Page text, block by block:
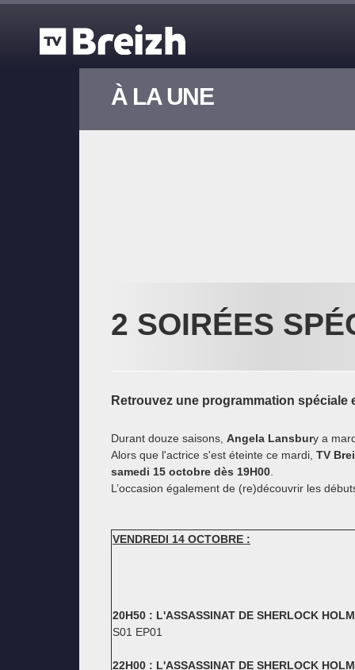
À LA UNE
2 SOIRÉES
Retrouvez une programmation spéciale
Durant douze saisons, Angela Lansbury a
Alors que l'actrice s'est éteinte ce mardi, TV
samedi 15 octobre dès 19H00
L’occasion également de (re)découvrir les
VENDREDI 14 OCTOBRE :
20H50 : L'ASSASSINAT DE SHERLOCK
S01 EP01
22H00 : L'ASSASSINAT DE SHERLOCK